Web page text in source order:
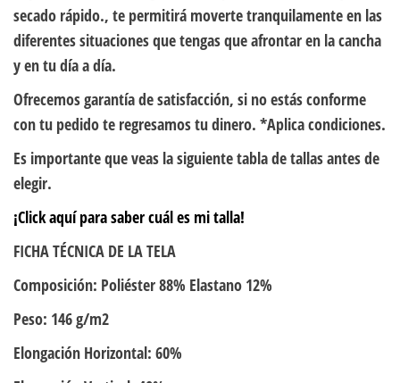
secado rápido., te permitirá moverte tranquilamente en las
diferentes situaciones que tengas que afrontar en la cancha
y en tu día a día.
Ofrecemos garantía de satisfacción, si no estás conforme
con tu pedido te regresamos tu dinero. *Aplica condiciones.
Es importante que veas la siguiente tabla de tallas antes de
elegir.
¡Click aquí para saber cuál es mi talla!
FICHA TÉCNICA DE LA TELA
Composición: Poliéster 88% Elastano 12%
Peso: 146 g/m2
Elongación Horizontal: 60%